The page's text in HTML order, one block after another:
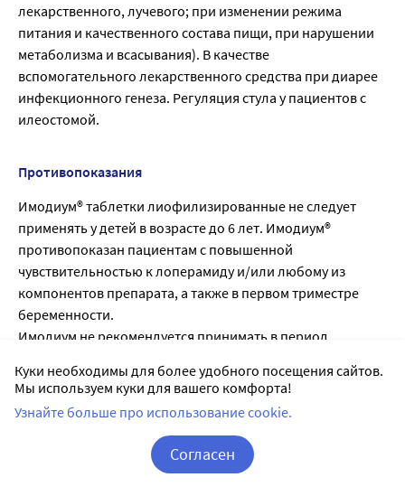
лекарственного, лучевого; при изменении режима
питания и качественного состава пищи, при нарушении
метаболизма и всасывания). В качестве
вспомогательного лекарственного средства при диарее
инфекционного генеза. Регуляция стула у пациентов с
илеостомой.
Противопоказания
Имодиум® таблетки лиофилизированные не следует
применять у детей в возрасте до 6 лет. Имодиум®
противопоказан пациентам с повышенной
чувствительностью к лоперамиду и/или любому из
компонентов препарата, а также в первом триместре
беременности.
Имодиум не рекомендуется принимать в период
Имодиум® таблетки лиофилизированные
противопоказаны больным фенилкетонурией.
Имодиум нельзя применять в качестве основной
терапии: у пациентов с острой дизентерией, которая
характеризуется стулом с
Куки необходимы для более удобного посещения сайтов.
Мы используем куки для вашего комфорта!
Узнайте больше про использование cookie.
Согласен